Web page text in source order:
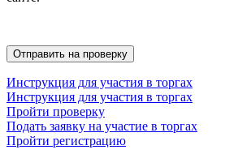
Инструкция для участия в торгах
Инструкция для участия в торгах
Пройти проверку
Подать заявку на участие в торгах
Пройти регистрацию